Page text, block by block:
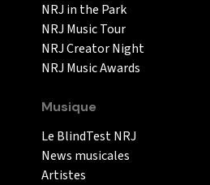
NRJ in the Park
NRJ Music Tour
NRJ Creator Night
NRJ Music Awards
Musique
Le BlindTest NRJ
News musicales
Artistes